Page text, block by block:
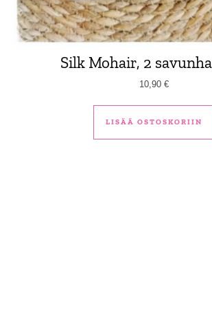
Silk Mohair, 2
10,90 €
LISÄÄ OSTOSKORIIN